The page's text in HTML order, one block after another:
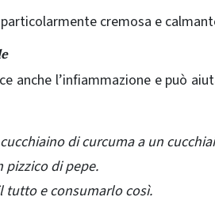
cremosa e
anche l’infiammazione e può
di curcuma a un
pizzico di pepe.
tutto e consumarlo così.